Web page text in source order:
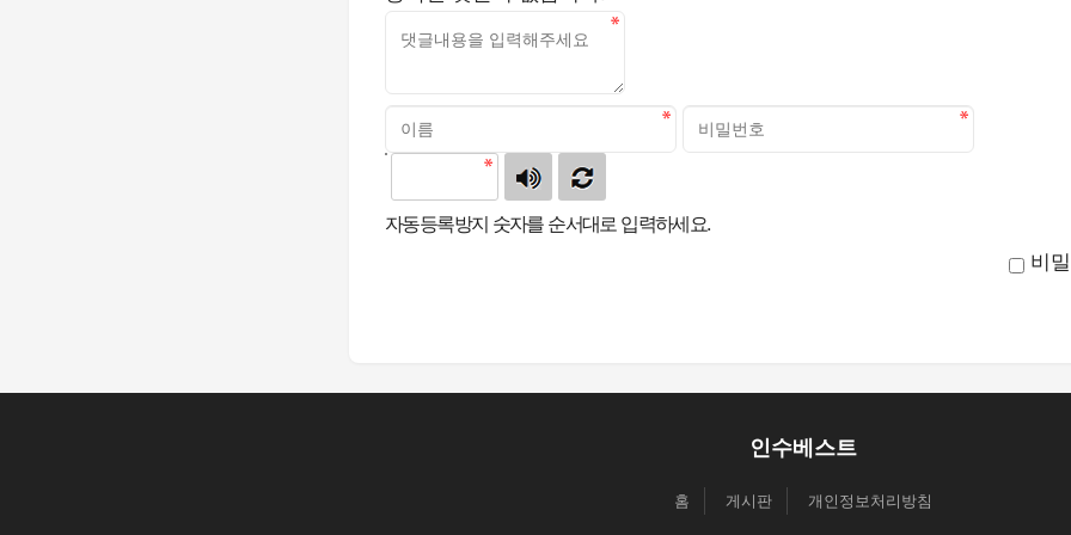
자동등록방지 숫자를 순서대로 입력하세요.
비
인수베스트
홈 게시판 개인정보처리방침